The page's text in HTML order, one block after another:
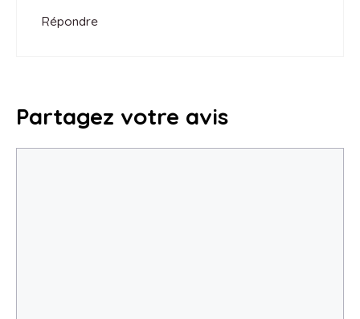
Répondre
Partagez votre avis